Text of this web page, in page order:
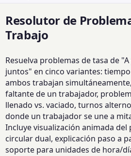
Resolutor de
Trabajo
Resuelva problemas de tasa de
juntos" en cinco variantes:
ambos trabajan
faltante de un trabajador,
llenado vs. vaciado, turnos
donde un trabajador se une a
Incluye visualización animada
circular dual, explicación paso a
soporte para unidades de hora/